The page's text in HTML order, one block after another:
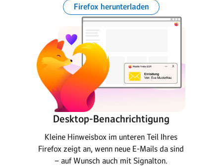
Firefox herunterladen
Desktop-Benachrichtigung
Kleine Hinweisbox im unteren Teil Ihres
Firefox zeigt an, wenn neue E-Mails da sind
– auf Wunsch auch mit Signalton.